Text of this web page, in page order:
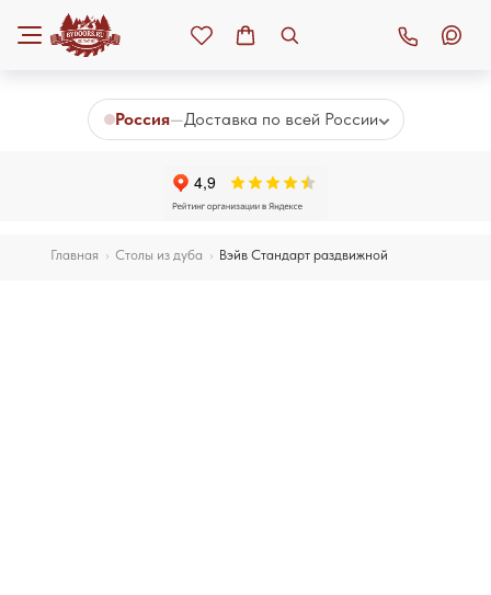
К основному контенту
Россия—Доставка по всей России
Главная › Столы из дуба › Вэйв Стандарт раздвижной